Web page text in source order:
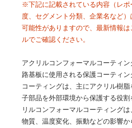
※下記に記載されている内容（レポ
度、セグメント分類、企業名など
可能性がありますので、最新情報
ルでご確認ください。
アクリルコンフォーマルコーティ
路基板に使用される保護コーティ
コーティングは、主にアクリル樹
子部品を外部環境から保護する役
リルコンフォーマルコーティング
物質、温度変化、振動などの影響か